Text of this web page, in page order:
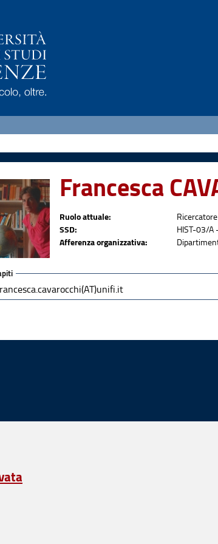
Francesca
Ruolo attuale:
SSD: HIST-03/A
Afferenza organizzativa: